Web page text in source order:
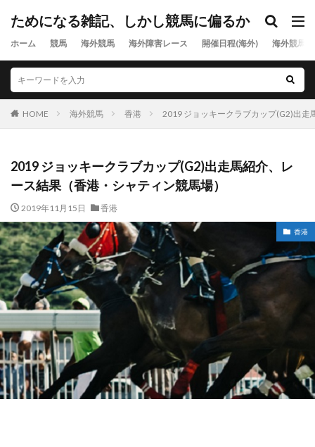
ためになる雑記、しかし競馬に偏るか
ホーム 競馬 海外競馬 海外障害レース 開催日程(海外) 海外競馬
HOME 海外競馬 香港 2019 ジョッキークラブカップ(G2)出
2019 ジョッキークラブカップ(G2)出走馬紹介、レ
ース結果（香港・シャティン競馬場）
2019年11月15日 香港
香港